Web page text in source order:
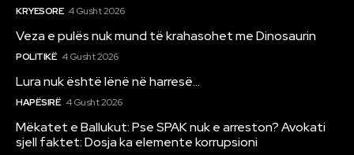
KRYESORE 4 Gusht 2026
Veza e pulës nuk mund të krahasohet me Dinosaurin
POLITIKË 4 Gusht 2026
Lura nuk është lënë në harresë…
HAPËSIRË 4 Gusht 2026
Mëkatet e Ballukut: Pse SPAK nuk e arreston? Avokati
sjell faktet: Dosja ka elemente korrupsioni